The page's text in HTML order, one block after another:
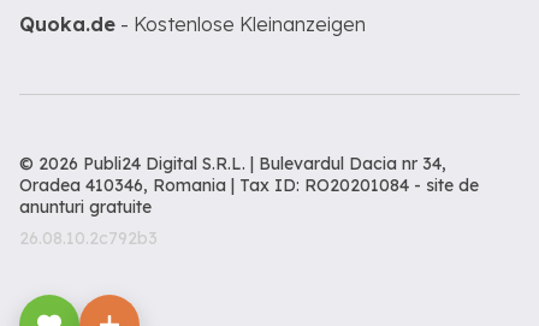
Quoka.de - Kostenlose Kleinanzeigen
© 2026 Publi24 Digital S.R.L. | Bulevardul Dacia nr 34,
Oradea 410346, Romania | Tax ID: RO20201084 - site de
anunturi gratuite
26.08.10.2c792b3